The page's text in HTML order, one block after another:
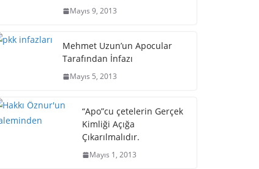
Mayıs 9, 2013
Mehmet Uzun’un Apocular
Tarafından İnfazı
Mayıs 5, 2013
“Apo”cu çetelerin Gerçek
Kimliği Açığa
Çıkarılmalıdır.
Mayıs 1, 2013